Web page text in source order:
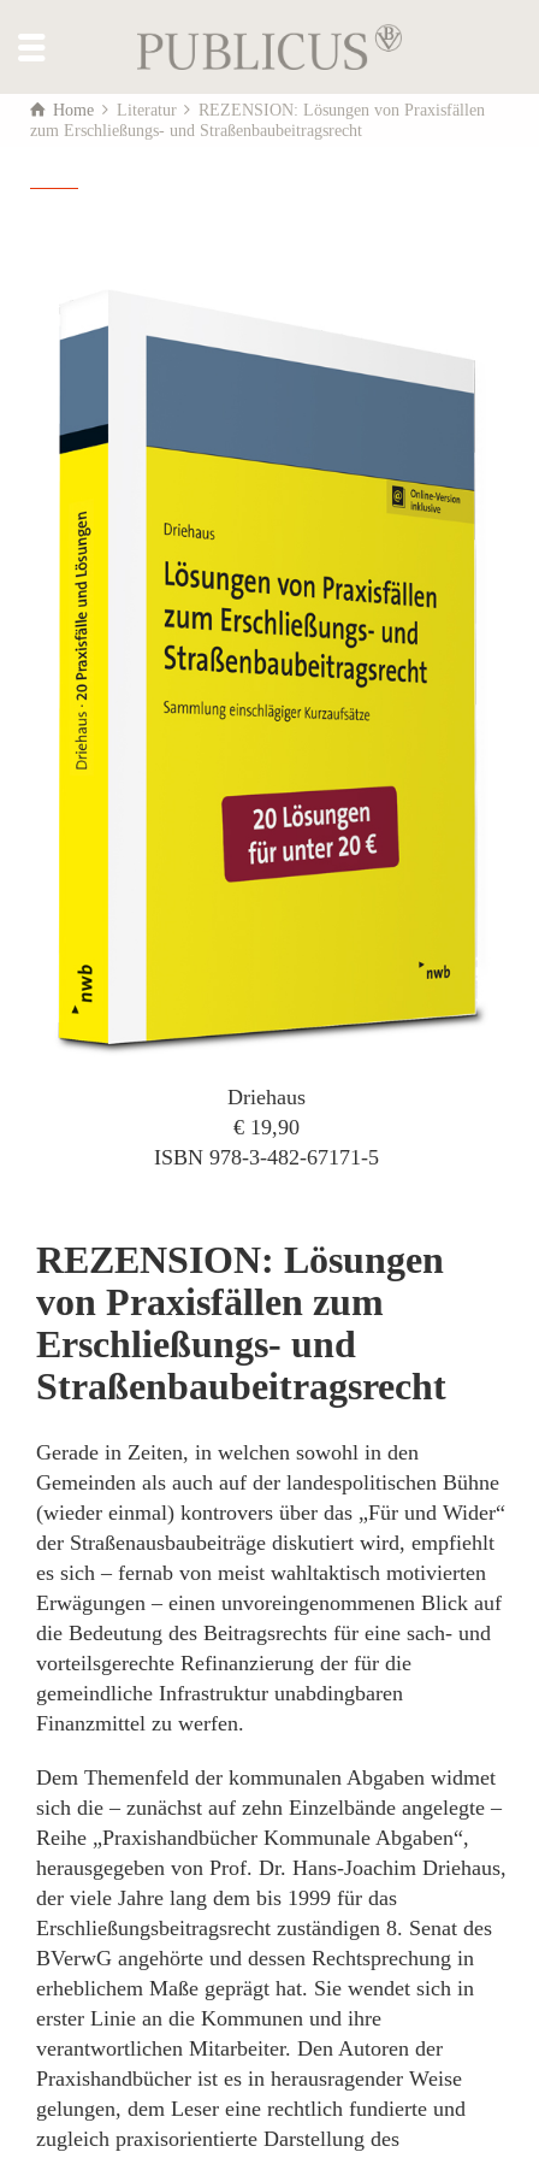
Home Literatur
REZENSION: Lösungen von Praxisfällen
zum Erschließungs- und Straßenbaubeitragsrecht
Driehaus
€ 19,90
ISBN 978-3-482-67171-5
REZENSION: Lösungen
von Praxisfällen zum
Erschließungs- und
Straßenbaubeitragsrecht
Gerade in Zeiten, in welchen sowohl in den
Gemeinden als auch auf der landespolitischen Bühne
(wieder einmal) kontrovers über das „Für und Wider“
der Straßenausbaubeiträge diskutiert wird, empfiehlt
es sich – fernab von meist wahltaktisch motivierten
Erwägungen – einen unvoreingenommenen Blick auf
die Bedeutung des Beitragsrechts für eine sach- und
vorteilsgerechte Refinanzierung der für die
gemeindliche Infrastruktur unabdingbaren
Finanzmittel zu werfen.
Dem Themenfeld der kommunalen Abgaben widmet
sich die – zunächst auf zehn Einzelbände angelegte –
Reihe „Praxishandbücher Kommunale Abgaben“,
herausgegeben von Prof. Dr. Hans-Joachim Driehaus,
der viele Jahre lang dem bis 1999 für das
Erschließungsbeitragsrecht zuständigen 8. Senat des
BVerwG angehörte und dessen Rechtsprechung in
erheblichem Maße geprägt hat. Sie wendet sich in
erster Linie an die Kommunen und ihre
verantwortlichen Mitarbeiter. Den Autoren der
Praxishandbücher ist es in herausragender Weise
gelungen, dem Leser eine rechtlich fundierte und
zugleich praxisorientierte Darstellung des